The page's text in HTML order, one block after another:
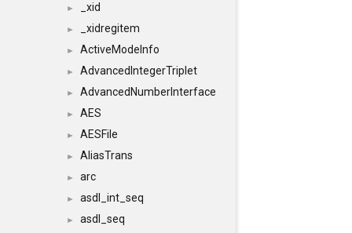
► _xid
► _xidregitem
► ActiveModeInfo
► AdvancedIntegerTriplet
► AdvancedNumberInterface
► AES
► AESFile
► AliasTrans
► arc
► asdl_int_seq
► asdl_seq